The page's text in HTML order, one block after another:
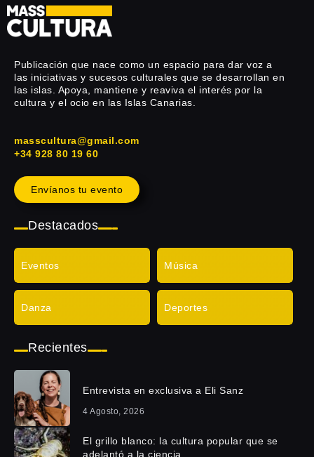
Publicación que nace como un espacio para dar voz a
las iniciativas y sucesos culturales que se desarrollan en
las islas. Apoya, mantiene y reaviva el interés por la
cultura y el ocio en las Islas Canarias.
masscultura@gmail.com
+34 928 80 19 60
Envíanos tu evento
Destacados
Eventos Música
Danza Deportes
Recientes
Entrevista en exclusiva a Eli Sanz
4 Agosto, 2026
El grillo blanco: la cultura popular que se
adelantó a la ciencia